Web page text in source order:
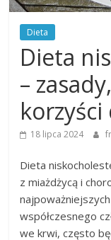
Dieta
Dieta
–
18 lipca 2024
Dieta
z miażdżycą i
współczesnego
we krwi, często